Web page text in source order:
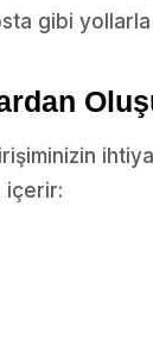
gibi yollarla
içerir: